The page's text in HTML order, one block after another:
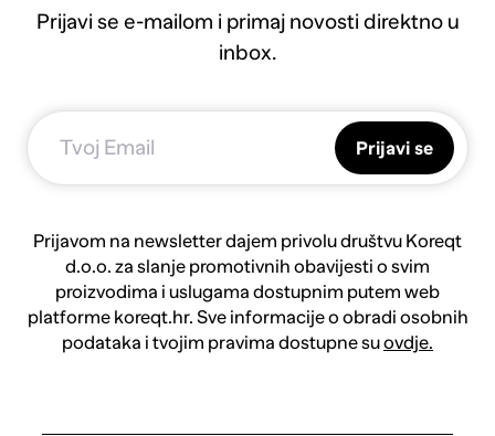
Prijavi se e-mailom i primaj novosti direktno u
inbox.
Prijavi se
Prijavom na newsletter dajem privolu društvu Koreqt
d.o.o. za slanje promotivnih obavijesti o svim
proizvodima i uslugama dostupnim putem web
platforme koreqt.hr. Sve informacije o obradi osobnih
podataka i tvojim pravima dostupne suovdje.